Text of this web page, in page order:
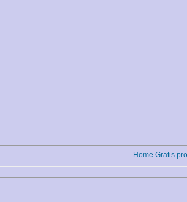
Home Gratis